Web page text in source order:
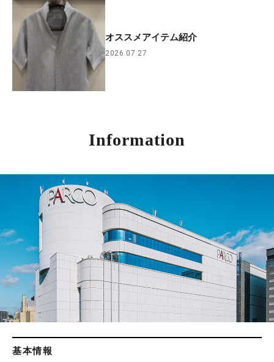
オススメアイテム紹介
2026.07.27
Information
基本情報